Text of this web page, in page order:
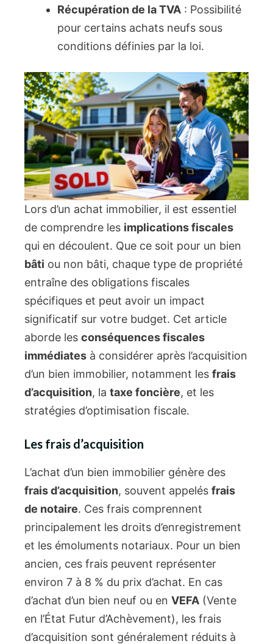
Récupération de la TVA : Possibilité
pour certains achats neufs sous
conditions définies par la loi.
Lors d’un achat immobilier, il est essentiel
de comprendre les implications fiscales
qui en découlent. Que ce soit pour un bien
bâti ou non bâti, chaque type de propriété
entraîne des obligations fiscales
spécifiques et peut avoir un impact
significatif sur votre budget. Cet article
aborde les conséquences fiscales
immédiates à considérer après l’acquisition
d’un bien immobilier, notamment les frais
d’acquisition, la taxe foncière, et les
stratégies d’optimisation fiscale.
Les frais d’acquisition
L’achat d’un bien immobilier génère des
frais d’acquisition, souvent appelés frais
de notaire. Ces frais comprennent
principalement les droits d’enregistrement
et les émoluments notariaux. Pour un bien
ancien, ces frais peuvent représenter
environ 7 à 8 % du prix d’achat. En cas
d’achat d’un bien neuf ou en VEFA (Vente
en l’État Futur d’Achèvement), les frais
d’acquisition sont généralement réduits à